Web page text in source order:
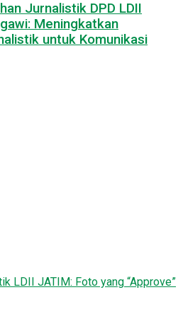
Jurnalistik DPD LDII
Meningkatkan
untuk Komunikasi